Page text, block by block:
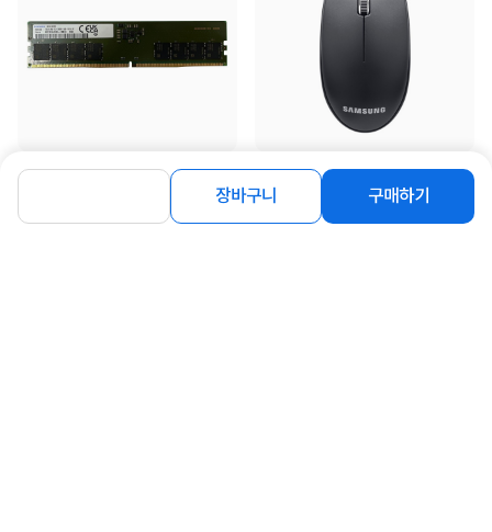
장바구니 구매하기
[삼성전자] 삼성 DDR5 PC5-44800
406,000원
[삼성전자] 유선 광마우스, SPA-
JMA1PU [블랙/USB]
9,900원